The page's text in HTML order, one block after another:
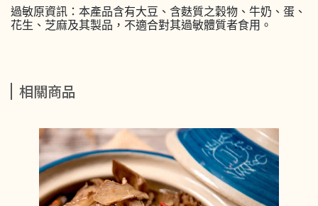
過敏原資訊：本產品含有大豆、含麩質之穀物、牛奶、蛋、
花生、芝麻及其製品，不適合對其過敏體質者食用。
相關商品